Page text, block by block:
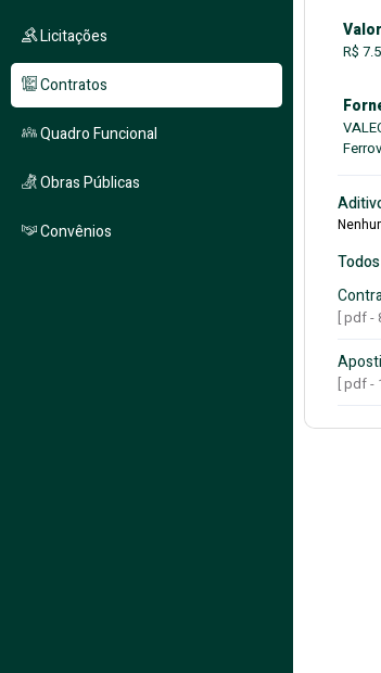
Licitações
Contratos
Quadro Funcional
Obras Públicas
Convênios
R$
[ pdf -
[ pdf -